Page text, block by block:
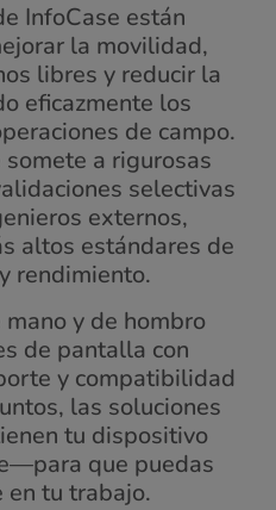
InfoCase están
la movilidad,
libres y reducir la
eficazmente los
de campo.
a rigurosas
selectivas
externos,
altos estándares de
rendimiento.
y de hombro
de pantalla con
y compatibilidad
las soluciones
tu dispositivo
que puedas
en tu trabajo.